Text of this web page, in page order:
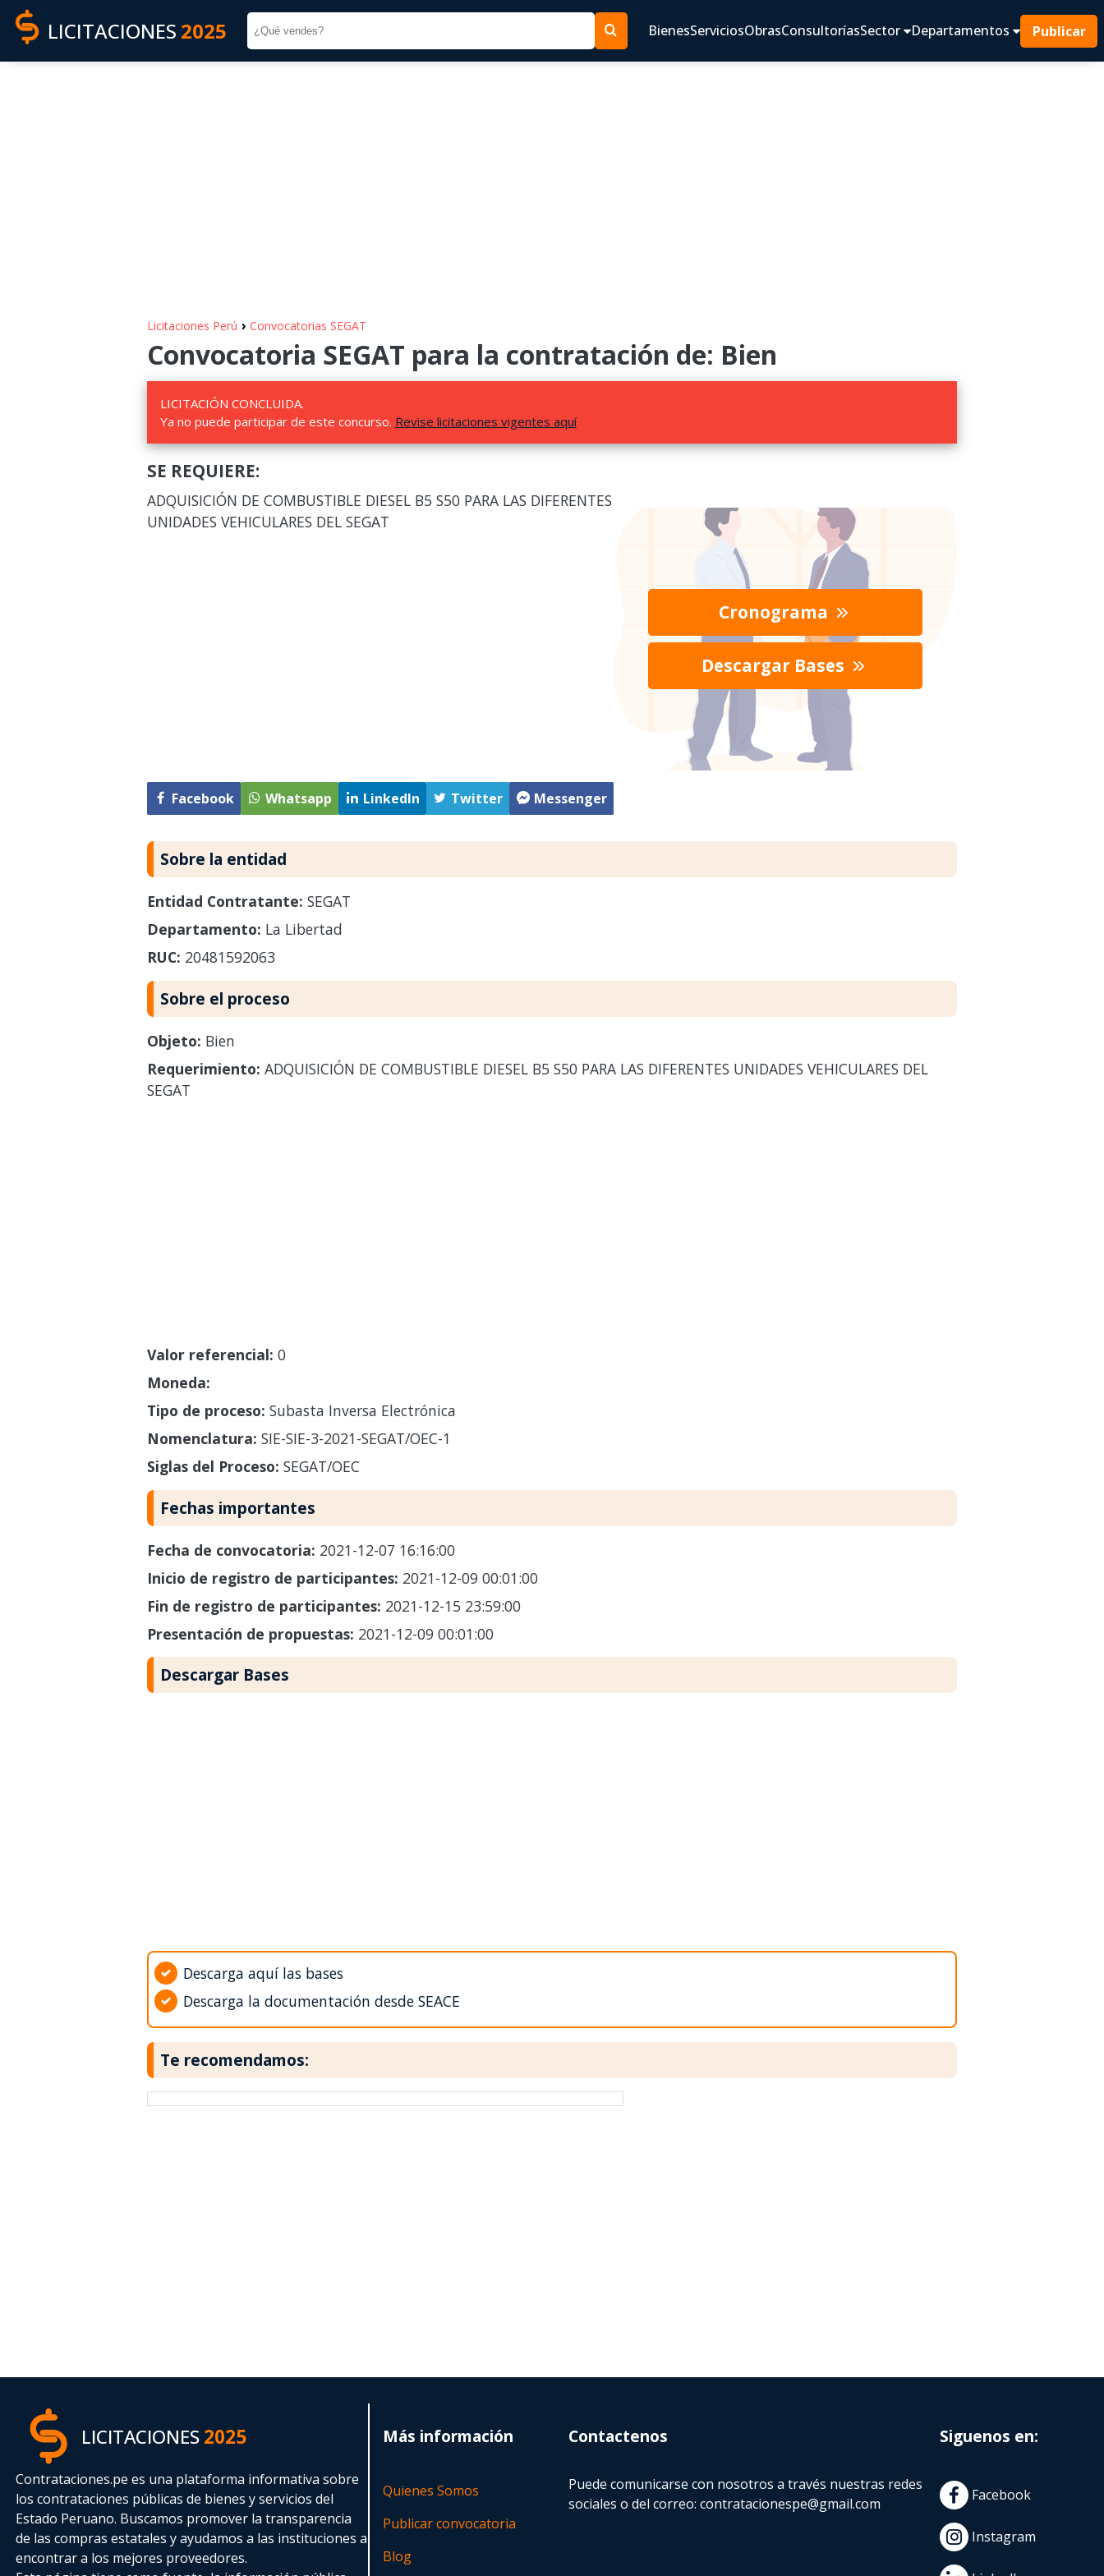
LICITACIONES 2025 BienesServiciosObrasConsultoríasSector Departamentos Publicar
Licitaciones Perú › Convocatorias SEGAT
Convocatoria SEGAT para la contratación de: Bien
LICITACIÓN CONCLUIDA.
Ya no puede participar de este concurso. Revise licitaciones vigentes aquí
SE REQUIERE:
ADQUISICIÓN DE COMBUSTIBLE DIESEL B5 S50 PARA LAS DIFERENTES
UNIDADES VEHICULARES DEL SEGAT
Facebook Whatsapp LinkedIn Twitter Messenger
Cronograma
Descargar Bases
Sobre la entidad
Entidad Contratante: SEGAT
Departamento: La Libertad
RUC: 20481592063
Sobre el proceso
Objeto: Bien
Requerimiento: ADQUISICIÓN DE COMBUSTIBLE DIESEL B5 S50 PARA LAS DIFERENTES UNIDADES VEHICULARES DEL
SEGAT
Valor referencial: 0
Moneda:
Tipo de proceso: Subasta Inversa Electrónica
Nomenclatura: SIE-SIE-3-2021-SEGAT/OEC-1
Siglas del Proceso: SEGAT/OEC
Fechas importantes
Fecha de convocatoria: 2021-12-07 16:16:00
Inicio de registro de participantes: 2021-12-09 00:01:00
Fin de registro de participantes: 2021-12-15 23:59:00
Presentación de propuestas: 2021-12-09 00:01:00
Descargar Bases
Descarga aquí las bases
Descarga la documentación desde SEACE
Te recomendamos:
LICITACIONES2025
Contrataciones.pe es una plataforma informativa sobre
los contrataciones públicas de bienes y servicios del
Estado Peruano. Buscamos promover la transparencia
de las compras estatalesy ayudamos a las instituciones a
encontrar a los mejores proveedores.
Más información
Quienes Somos
Publicar convocatoria
Blog
Contactenos
Puede comunicarse con nosotros a través nuestras redes
sociales o del correo:contratacionespe@gmail.com
Siguenos en:
Facebook
Instagram